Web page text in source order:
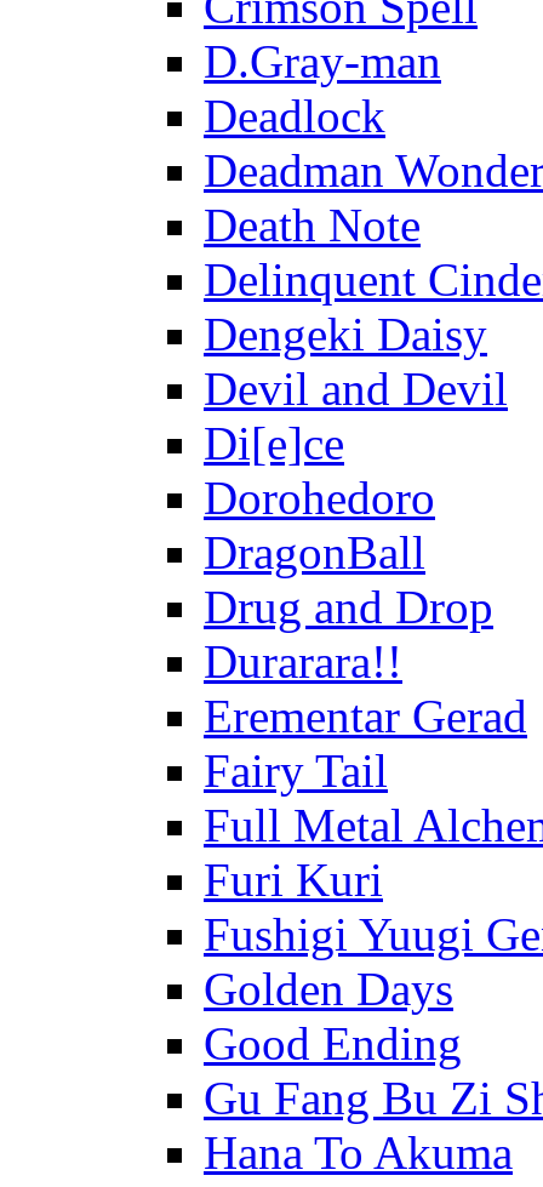
D.Gray-man
Deadlock
Deadman
Death Note
Delinquent
Dengeki Daisy
Devil and Devil
Di[e]ce
Dorohedoro
DragonBall
Drug and Drop
Durarara!!
Erementar Gerad
Fairy Tail
Full Metal
Furi Kuri
Fushigi Yuugi
Golden Days
Good Ending
Gu Fang Bu Zi
Hana To Akuma